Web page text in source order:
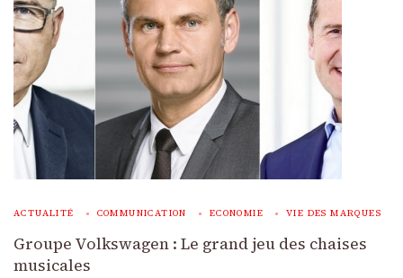
ACTUALITÉ COMMUNICATION ECONOMIE VIE DES MARQUES
Groupe Volkswagen : Le grand jeu des chaises
musicales